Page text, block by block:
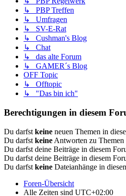
↳ PBP Treffen
↳ Umfragen
↳ SV-E-Rat
↳ Cushman's Blog
↳ Chat
↳ das alte Forum
↳ GAMER´s Blog
OFF Topic
↳ Offtopic
↳ "Das bin ich"
Berechtigungen in diesem
Du darfst keine neuen Themen in
Du darfst keine Antworten zu Themen
Du darfst deine Beiträge in diesem
Du darfst deine Beiträge in diesem
Du darfst keine Dateianhänge in
Foren-Übersicht
Alle Zeiten sind UTC+02:00